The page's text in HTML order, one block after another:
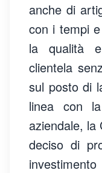
anche di
con i tempi
la qualità
clientela
sul posto di
linea con
aziendale, la
deciso di